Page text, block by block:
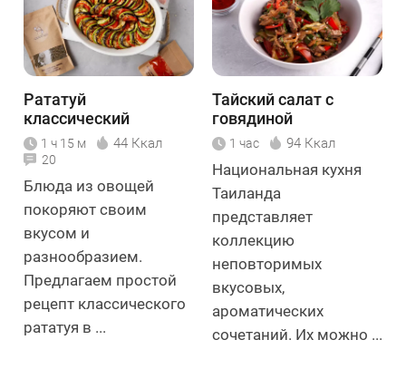
Рататуй
классический
1 ч 15 м 44 Ккал
20
Блюда из овощей
покоряют своим
вкусом и
разнообразием.
Предлагаем простой
рецепт классического
рататуя в ...
Тайский салат с
говядиной
1 час 94 Ккал
Национальная кухня
Таиланда
представляет
коллекцию
неповторимых
вкусовых,
ароматических
сочетаний. Их можно ...